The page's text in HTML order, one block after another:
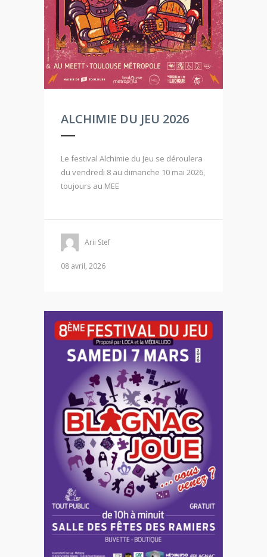
ALCHIMIE DU JEU 2026
Le festival Alchimie du Jeu se déroulera
du vendredi 8 au dimanche 10 mai 2026,
toujours au MEE
Arii Stef
08 avril, 2026